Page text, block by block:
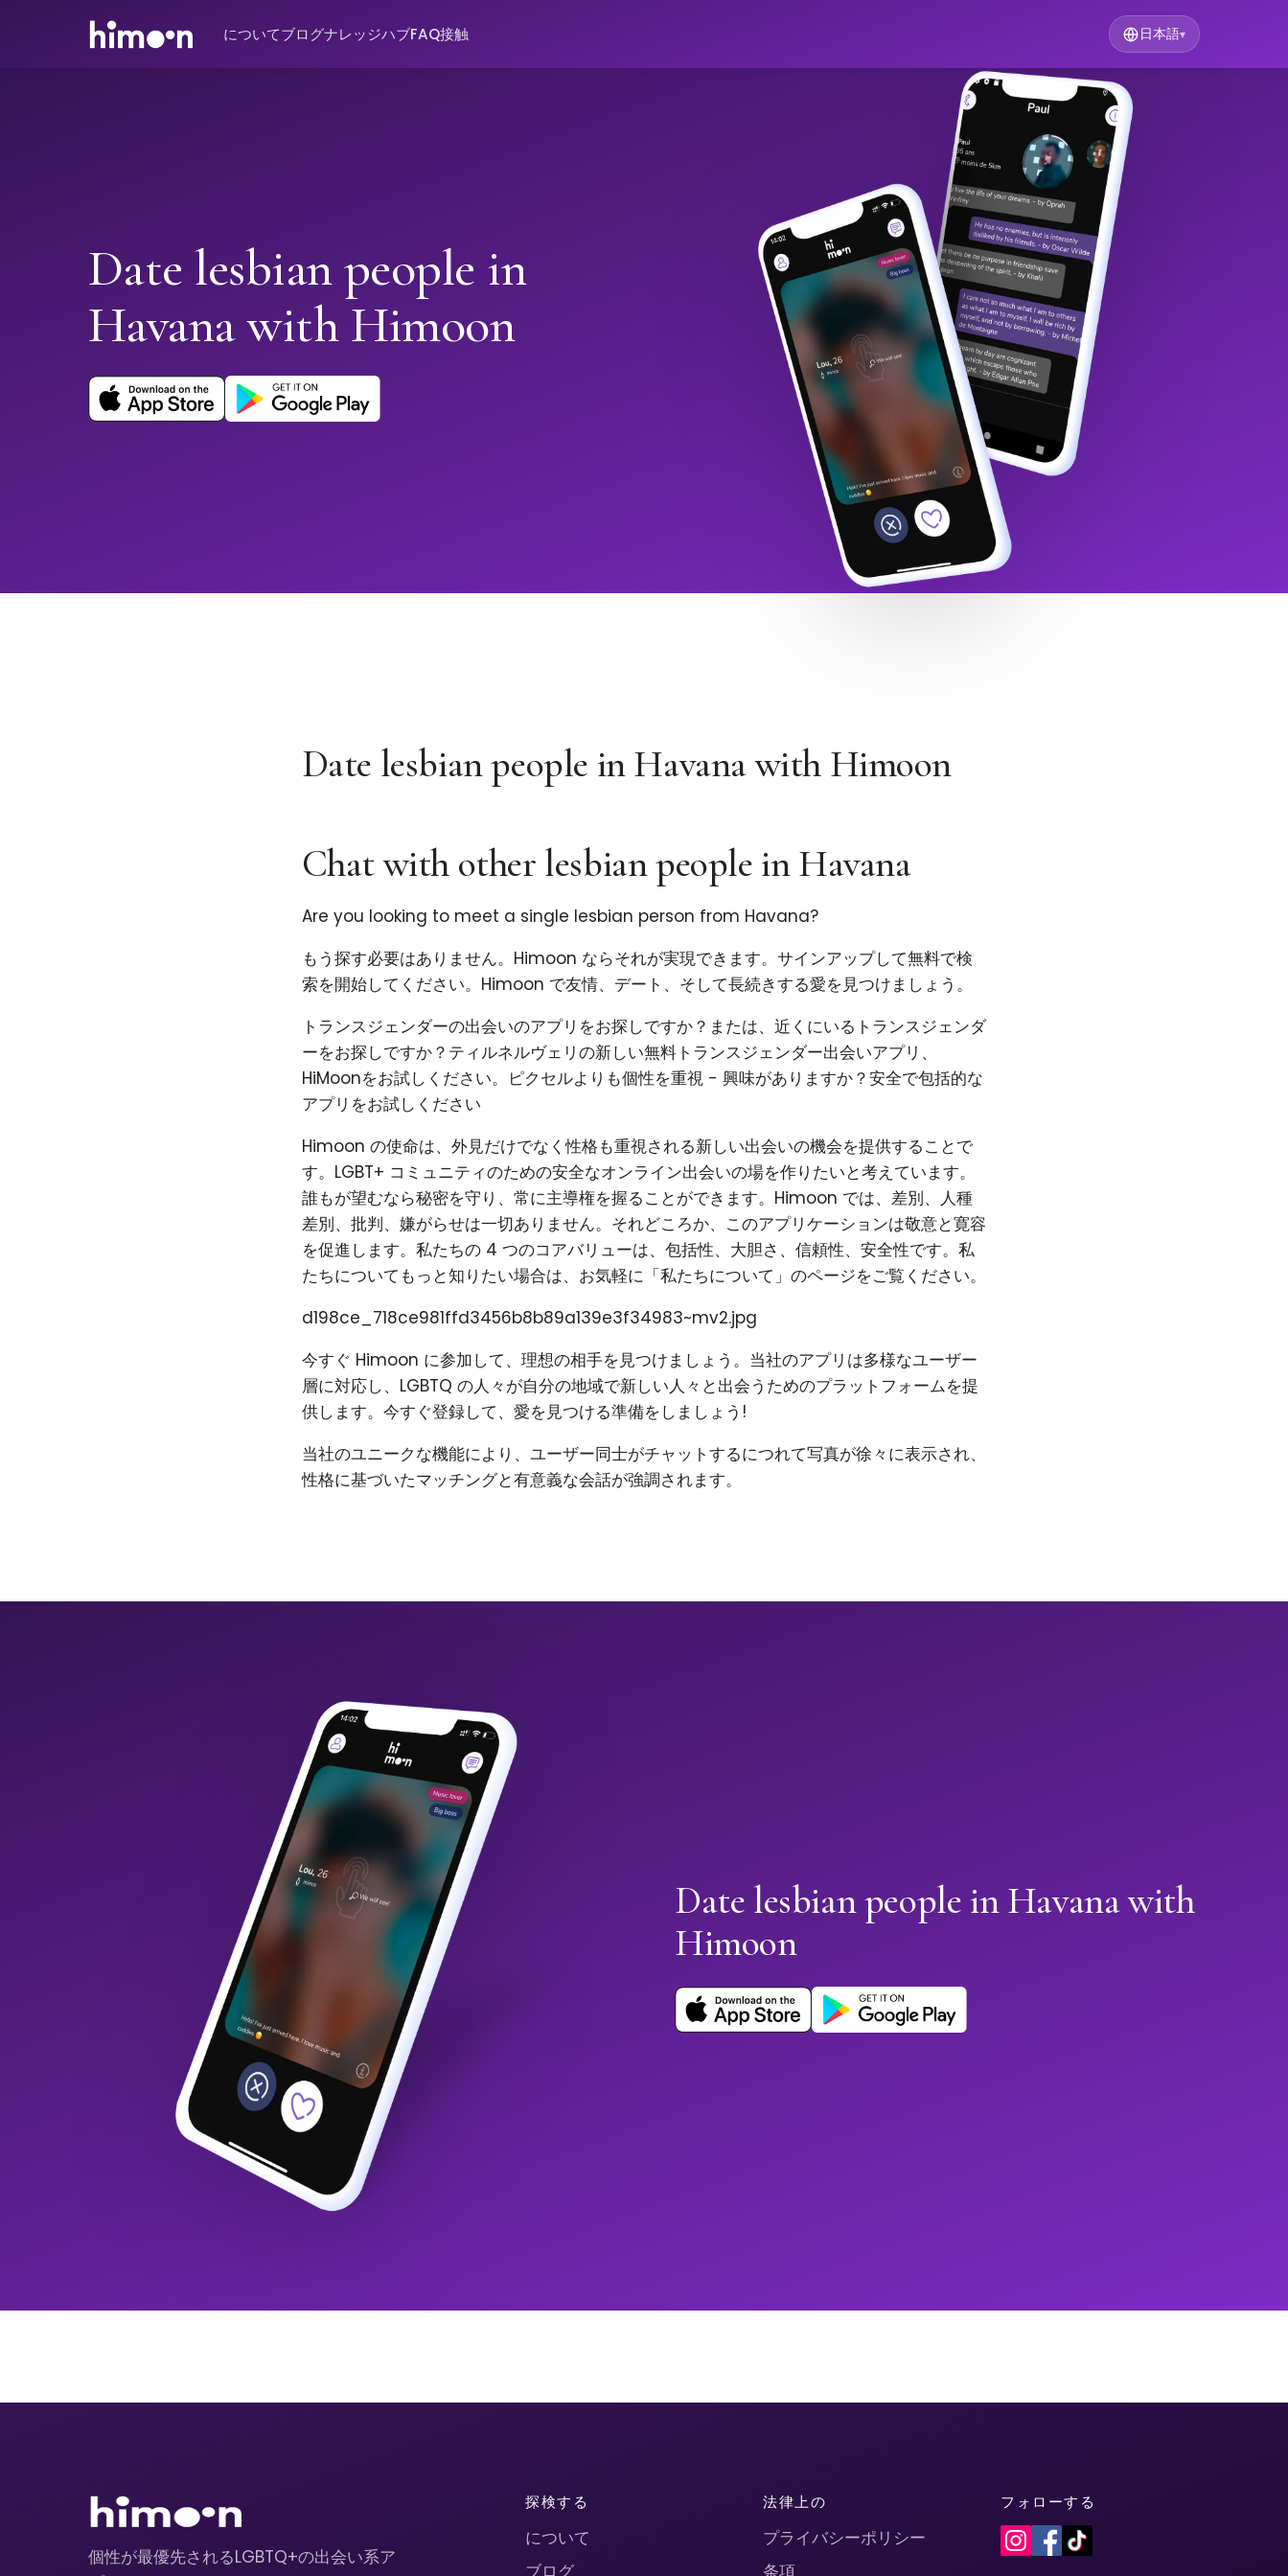
についてブログナレッジハブFAQ接触 日本語▾
Date lesbian people in
Havana with Himoon
Date lesbian people in Havana with Himoon
Chat with other lesbian people in Havana
Are you looking to meet a single lesbian person from Havana?
もう探す必要はありません。Himoon ならそれが実現できます。サインアップして無料で検
索を開始してください。Himoon で友情、デート、そして長続きする愛を見つけましょう。
トランスジェンダーの出会いのアプリをお探しですか？または、近くにいるトランスジェンダ
ーをお探しですか？ティルネルヴェリの新しい無料トランスジェンダー出会いアプリ、
HiMoonをお試しください。ピクセルよりも個性を重視 - 興味がありますか？安全で包括的な
アプリをお試しください
Himoon の使命は、外見だけでなく性格も重視される新しい出会いの機会を提供することで
す。LGBT+ コミュニティのための安全なオンライン出会いの場を作りたいと考えています。
誰もが望むなら秘密を守り、常に主導権を握ることができます。Himoon では、差別、人種
差別、批判、嫌がらせは一切ありません。それどころか、このアプリケーションは敬意と寛容
を促進します。私たちの 4 つのコアバリューは、包括性、大胆さ、信頼性、安全性です。私
たちについてもっと知りたい場合は、お気軽に「私たちについて」のページをご覧ください。
d198ce_718ce981ffd3456b8b89a139e3f34983~mv2.jpg
今すぐ Himoon に参加して、理想の相手を見つけましょう。当社のアプリは多様なユーザー
層に対応し、LGBTQ の人々が自分の地域で新しい人々と出会うためのプラットフォームを提
供します。今すぐ登録して、愛を見つける準備をしましょう!
当社のユニークな機能により、ユーザー同士がチャットするにつれて写真が徐々に表示され、
性格に基づいたマッチングと有意義な会話が強調されます。
Date lesbian people in Havana with
Himoon
個性が最優先されるLGBTQ+の出会い系ア
探検する
について
法律上の
プライバシーポリシー
フォローする